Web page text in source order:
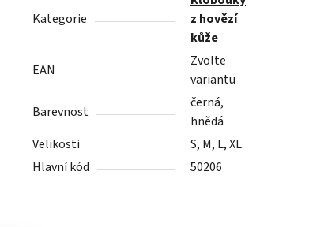
Kategorie
z hovězí
kůže
EAN
Zvolte
variantu
Barevnost
černá,
hnědá
Velikosti
S, M, L, XL
Hlavní kód
50206